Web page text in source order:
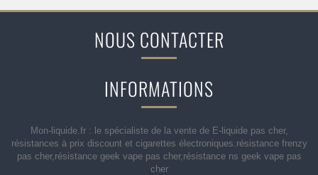
NOUS CONTACTER
INFORMATIONS
Mon-liquide.fr : le spécialiste de la vente de E-liquide pas cher,
résistances à prix discount et cigarettes électroniques.résistance frenzy
pas cher,résistance geek vape pas cher,résistance ns geek vape pas
cher